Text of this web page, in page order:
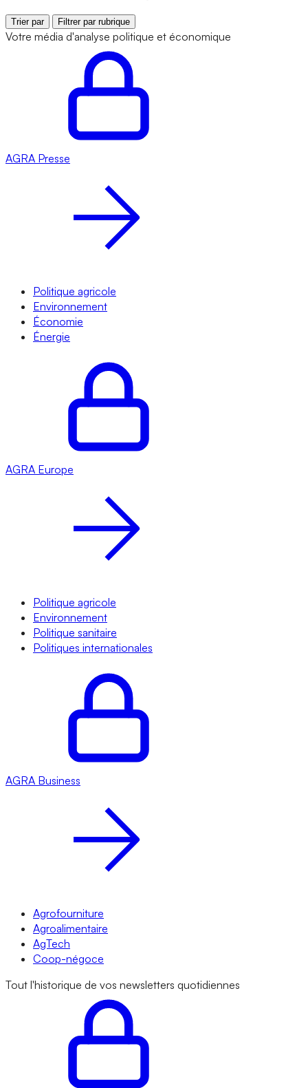
Trier par Filtrer par rubrique
Votre média d'analyse politique et économique
AGRA Presse
Politique agricole
Environnement
Économie
Énergie
AGRA Europe
Politique agricole
Environnement
Politique sanitaire
Politiques internationales
AGRA Business
Agrofourniture
Agroalimentaire
AgTech
Coop-négoce
Tout l'historique de vos newsletters quotidiennes